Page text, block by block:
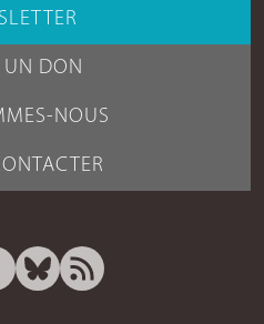
UN DON
NOUS